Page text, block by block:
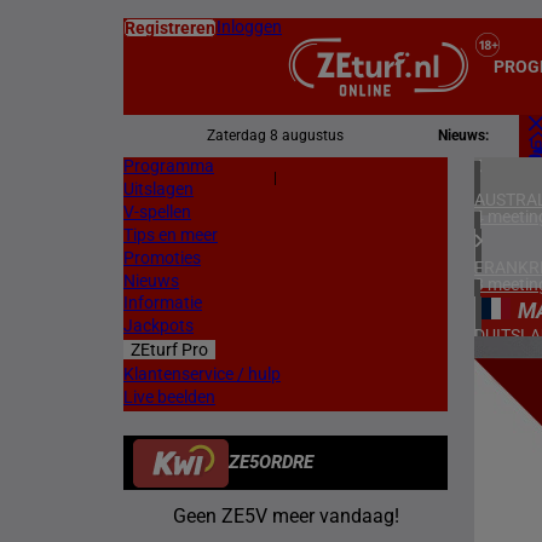
RegistrerenInloggen
Zaterdag 8 augustus Nieuws:
Programma
Uitslagen
V-spellen
Tips en meer
Promoties
Nieuws
Informatie
Jackpots
ZEturf Pro
Klantenservice / hulp
Live beelden
ZE5ORDRE
Geen ZE5V meer vandaag!
4
3
ZWEDEN
3
2
06/04/